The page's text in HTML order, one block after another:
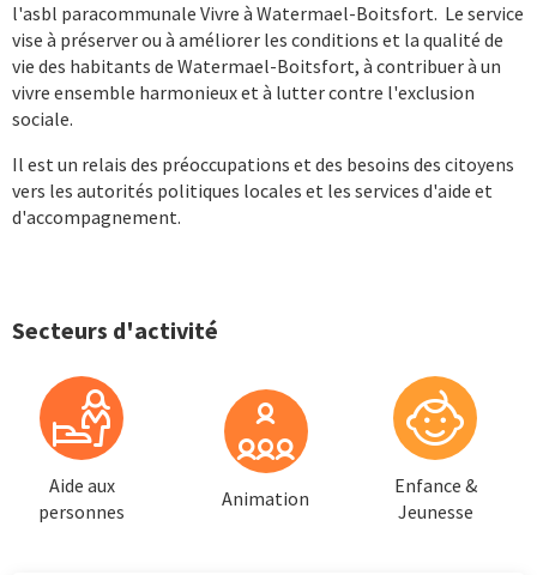
l'asbl paracommunale Vivre à Watermael-Boitsfort. Le service
vise à préserver ou à améliorer les conditions et la qualité de
vie des habitants de Watermael-Boitsfort, à contribuer à un
vivre ensemble harmonieux et à lutter contre l'exclusion
sociale.
Il est un relais des préoccupations et des besoins des citoyens
vers les autorités politiques locales et les services d'aide et
d'accompagnement.
Secteurs d'activité
Aide aux
personnes
Animation
Enfance &
Jeunesse